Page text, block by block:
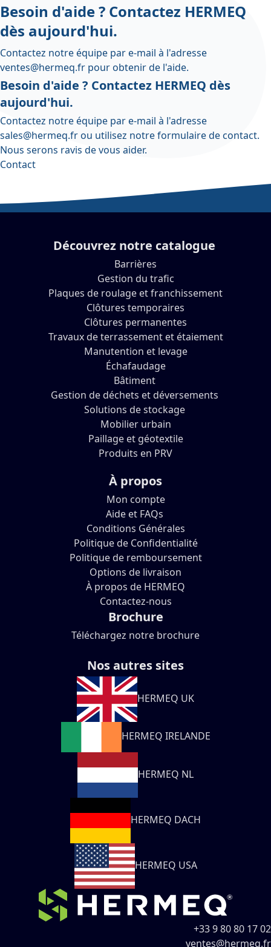
Besoin d'aide ? Contactez HERMEQ
dès aujourd'hui.
Contactez notre équipe par e-mail à l'adresse
ventes@hermeq.fr pour obtenir de l'aide.
Besoin d'aide ? Contactez HERMEQ dès
aujourd'hui.
Contactez notre équipe par e-mail à l'adresse
sales@hermeq.frou utilisez notreformulaire de contact.
Nous serons ravis de vous aider.
Contact
Découvrez notre catalogue
Barrières
Gestion du trafic
Plaques de roulage et franchissement
Clôtures temporaires
Clôtures permanentes
Travaux de terrassement et étaiement
Manutention et levage
Échafaudage
Bâtiment
Gestion de déchets et déversements
Solutions de stockage
Mobilier urbain
Paillage et géotextile
Produits en PRV
À propos
Mon compte
Aide et FAQs
Conditions Générales
Politique de Confidentialité
Politique de remboursement
Options de livraison
À propos de HERMEQ
Contactez-nous
Brochure
Téléchargez notre brochure
Nos autres sites
HERMEQ UK
HERMEQ IRELANDE
HERMEQ NL
HERMEQ DACH
HERMEQ USA
+33 9 80 80 17 02
ventes@hermeq.fr